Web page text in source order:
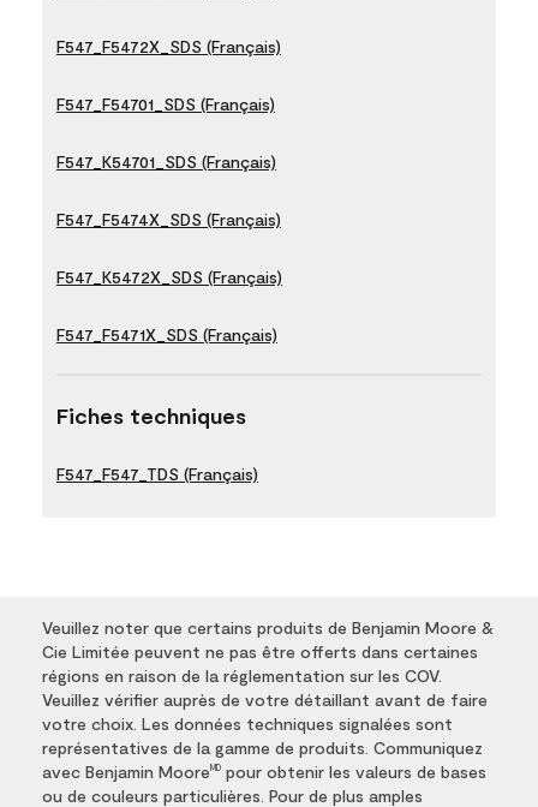
F547_F5472X_SDS (Français)
F547_F54701_SDS (Français)
F547_K54701_SDS (Français)
F547_F5474X_SDS (Français)
F547_K5472X_SDS (Français)
F547_F5471X_SDS (Français)
Fiches techniques
F547_F547_TDS (Français)
Veuillez noter que certains produits de Benjamin Moore &
Cie Limitée peuvent ne pas être offerts dans certaines
régions en raison de la réglementation sur les COV.
Veuillez vérifier auprès de votre détaillant avant de faire
votre choix. Les données techniques signalées sont
représentatives de la gamme de produits. Communiquez
avec Benjamin Moore MD pour obtenir les valeurs de bases
ou de couleurs particulières. Pour de plus amples